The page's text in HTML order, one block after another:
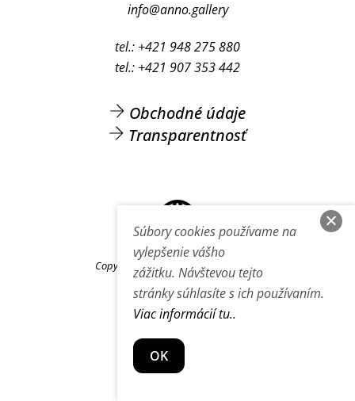
info@anno.gallery
tel.: +421 948 275 880
tel.: +421 907 353 442
Obchodné údaje
Transparentnosť
Back
To
Top
Copyright © 2006 - 2026 Annogallery.
Súbory cookies používame na
vylepšenie vášho
zážitku. Návštevou tejto
stránky súhlasíte s ich používaním.
Viac informácií tu..
OK